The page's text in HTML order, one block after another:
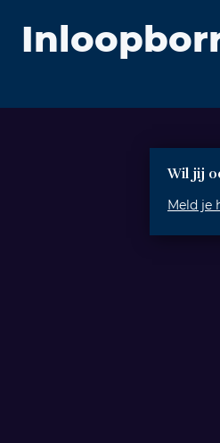
Wil jij
Meld je